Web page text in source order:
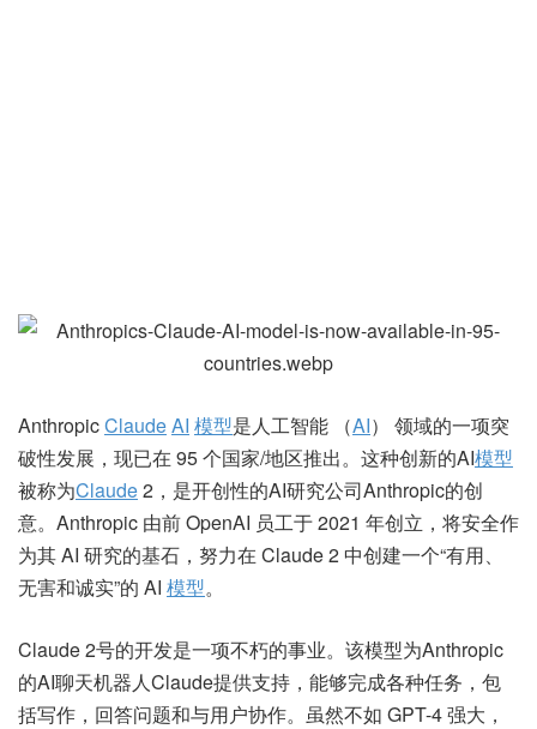
AnthropicClaudeAI 模型是人工智能 （AI） 领域的一项突
破性发展，现已在 95 个国家/地区推出。这种创新的AI模型
被称为Claude2，是开创性的AI研究公司Anthropic的创
意。Anthropic 由前 OpenAI 员工于 2021 年创立，将安全作
为其 AI 研究的基石，努力在 Claude 2 中创建一个“有用、
无害和诚实”的 AI 模型。
Claude 2号的开发是一项不朽的事业。该模型为Anthropic
的AI聊天机器人Claude提供支持，能够完成各种任务，包
括写作，回答问题和与用户协作。虽然不如 GPT-4 强大，